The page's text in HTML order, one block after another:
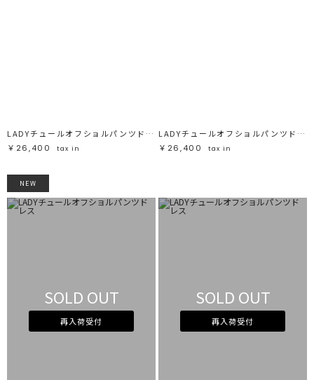
レッド
ピンクピンク
ミックス ミックス
この条件で絞り込む
LADYチュールオフショルパンツドレス
￥26,400
tax in
LADYチュールオフショルパンツドレス
￥26,400
tax in
NEW
SOLD OUT
再入荷受付
SOLD OUT
再入荷受付